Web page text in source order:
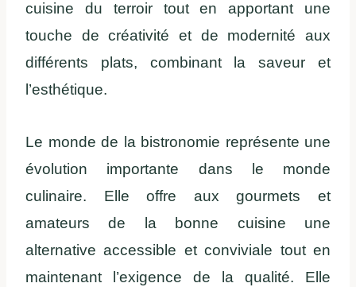
cuisine du terroir tout en apportant une
touche de créativité et de modernité aux
différents plats, combinant la saveur et
l’esthétique.
Le monde de la bistronomie représente une
évolution importante dans le monde
culinaire. Elle offre aux gourmets et
amateurs de la bonne cuisine une
alternative accessible et conviviale tout en
maintenant l’exigence de la qualité. Elle